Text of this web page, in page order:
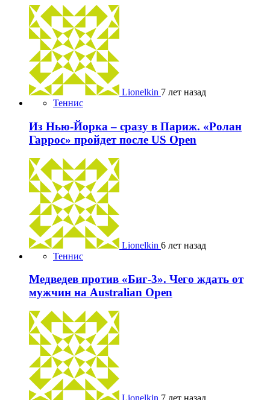
Lionelkin 7 лет назад
Теннис
Из Нью-Йорка – сразу в Париж. «Ролан
Гаррос» пройдет после US Open
Lionelkin 6 лет назад
Теннис
Медведев против «Биг-3». Чего ждать от
мужчин на Australian Open